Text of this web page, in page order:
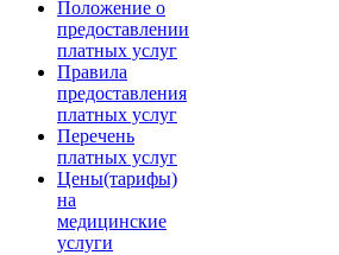
Положение о
предоставлении
платных услуг
Правила
предоставления
платных услуг
Перечень
платных услуг
Цены(тарифы)
на
медицинские
услуги